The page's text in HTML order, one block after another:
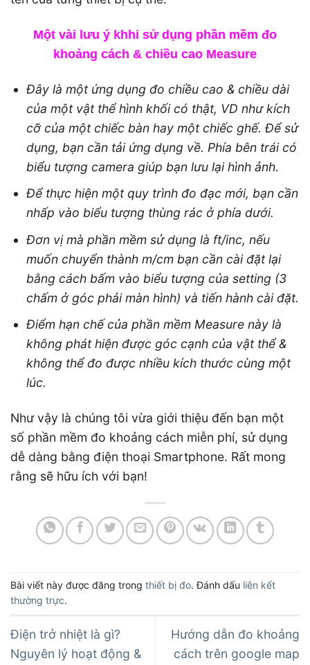
Một vài lưu ý khhi sử dụng phần mềm đo
khoảng cách & chiều cao Measure
Đây là một ứng dụng đo chiều cao & chiều dài
của một vật thể hình khối có thật, VD như kích
cỡ của một chiếc bàn hay một chiếc ghế. Để sử
dụng, bạn cần tải ứng dụng về. Phía bên trái có
biểu tượng camera giúp bạn lưu lại hình ảnh.
Để thực hiện một quy trình đo đạc mới, bạn cần
nhấp vào biểu tượng thùng rác ở phía dưới.
Đơn vị mà phần mềm sử dụng là ft/inc, nếu
muốn chuyển thành m/cm bạn cần cài đặt lại
bằng cách bấm vào biểu tượng của setting (3
chấm ở góc phải màn hình) và tiến hành cài đặt.
Điểm hạn chế của phần mềm Measure này là
không phát hiện được góc cạnh của vật thể &
không thể đo được nhiều kích thước cùng một
lúc.
Như vậy là chúng tôi vừa giới thiệu đến bạn một
số phần mềm đo khoảng cách miễn phí, sử dụng
dễ dàng bằng điện thoại Smartphone. Rất mong
rằng sẽ hữu ích với bạn!
Bài viết này được đăng trong thiết bị đo. Đánh dấu liên kết
thường trực.
Điện trở nhiệt là gì?
Nguyên lý hoạt động &
Hướng dẫn đo khoảng
cách trên google map